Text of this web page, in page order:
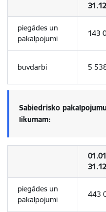
piegādes un
pakalpojumi
143
būvdarbi 5
Sabiedrisko
likumam:
piegādes un
pakalpojumi
443